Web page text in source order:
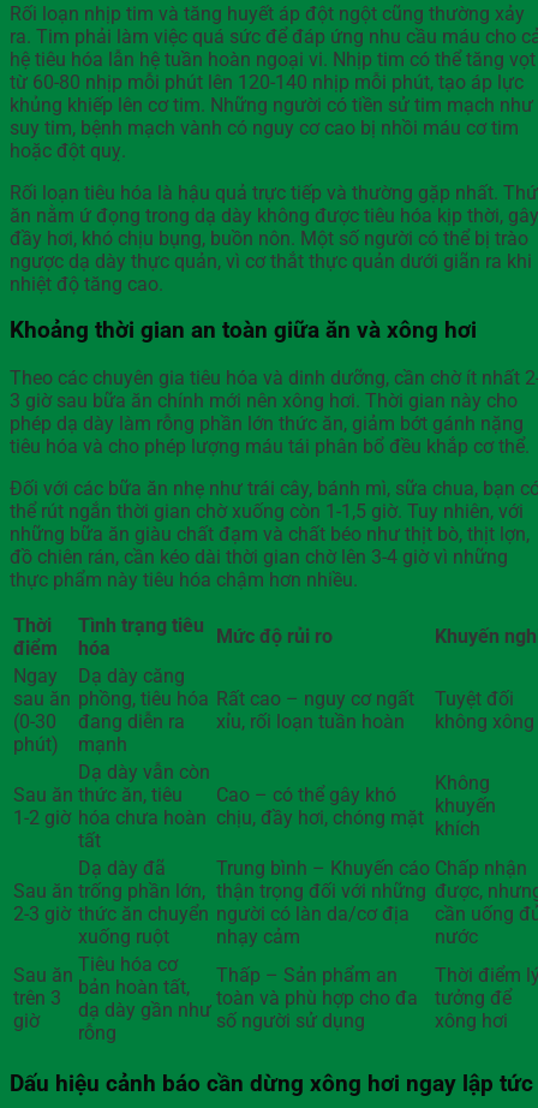
Rối loạn nhịp tim và tăng huyết áp đột ngột cũng thường xảy
ra. Tim phải làm việc quá sức để đáp ứng nhu cầu máu cho
hệ tiêu hóa lẫn hệ tuần hoàn ngoại vi. Nhịp tim có thể tăng vọt
từ 60-80 nhịp mỗi phút lên 120-140 nhịp mỗi phút, tạo áp lực
khủng khiếp lên cơ tim. Những người có tiền sử tim mạch như
suy tim, bệnh mạch vành có nguy cơ cao bị nhồi máu cơ tim
hoặc đột quỵ.
Rối loạn tiêu hóa là hậu quả trực tiếp và thường gặp nhất.
ăn nằm ứ đọng trong dạ dày không được tiêu hóa kịp thời, gây
đầy hơi, khó chịu bụng, buồn nôn. Một số người có thể bị trào
ngược dạ dày thực quản, vì cơ thắt thực quản dưới giãn ra khi
nhiệt độ tăng cao.
Khoảng thời gian an toàn giữa ăn và xông hơi
Theo các chuyên gia tiêu hóa và dinh dưỡng, cần chờ ít nhất
3 giờ sau bữa ăn chính mới nên xông hơi. Thời gian này cho
phép dạ dày làm rỗng phần lớn thức ăn, giảm bớt gánh nặng
tiêu hóa và cho phép lượng máu tái phân bổ đều khắp cơ thể.
Đối với các bữa ăn nhẹ như trái cây, bánh mì, sữa chua, bạn
thể rút ngắn thời gian chờ xuống còn 1-1,5 giờ. Tuy nhiên, với
những bữa ăn giàu chất đạm và chất béo như thịt bò, thịt lợn,
đồ chiên rán, cần kéo dài thời gian chờ lên 3-4 giờ vì những
thực phẩm này tiêu hóa chậm hơn nhiều.
Thời
điểm
Tình trạng tiêu
hóa
Mức độ rủi ro
Khuyến
Ngay
sau ăn
(0-30
phút)
Dạ dày căng
phồng, tiêu hóa
đang diễn ra
mạnh
Rất cao – nguy cơ ngất
xỉu, rối loạn tuần hoàn
Tuyệt đối
không xông
Sau ăn
1-2 giờ
Dạ dày vẫn còn
thức ăn, tiêu
hóa chưa hoàn
tất
Cao – có thể gây khó
chịu, đầy hơi, chóng mặt
Không
khuyến
khích
Sau ăn
2-3 giờ
Dạ dày đã
trống phần lớn,
thức ăn chuyển
xuống ruột
Trung bình – Khuyến cáo
thận trọng đối với những
người có làn da/cơ địa
nhạy cảm
Chấp nhận
được,
cần uống
nước
Sau ăn
trên 3
giờ
Tiêu hóa cơ
bản hoàn tất,
dạ dày gần như
rỗng
Thấp – Sản phẩm an
toàn và phù hợp cho đa
số người sử dụng
Thời điểm
tưởng để
xông hơi
Dấu hiệu cảnh báo cần dừng xông hơi ngay lập tức